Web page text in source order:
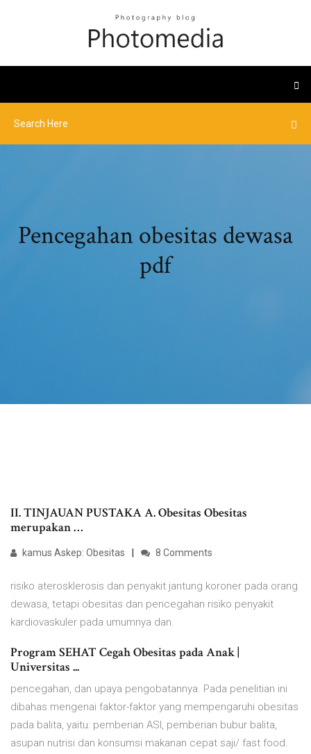
Pencegahan obesitas dewasa
pdf
II. TINJAUAN PUSTAKA A. Obesitas Obesitas
merupakan …
kamus Askep: Obesitas 8 Comments
risiko aterosklerosis dan penyakit jantung koroner pada orang
dewasa, tetapi obesitas dan pencegahan risiko penyakit
kardiovaskuler pada umumnya dan.
Program SEHAT Cegah Obesitas pada Anak |
Universitas ...
pencegahan, dan upaya pengobatannya. Pada penelitian ini
dibahas mengenai faktor-faktor yang mempengaruhi obesitas
pada balita, yaitu: pemberian ASI, pemberian bubur balita,
asupan nutrisi dan konsumsi makanan cepat saji/ fast food.